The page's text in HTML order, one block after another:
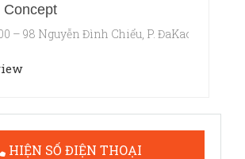
Concept
– 98 Nguyễn Đình Chiểu, P. ĐaKao, Quận 1,
HIỆN SỐ ĐIỆN THOẠI